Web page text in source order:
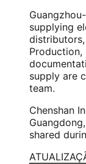
supplying
supply are
team.
Chenshan
shared